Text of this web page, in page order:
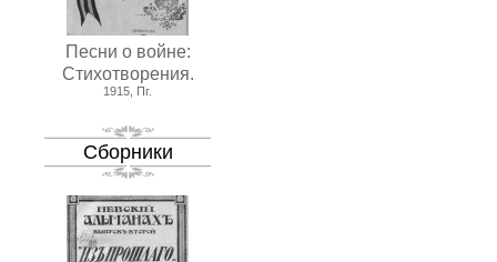
Песни о войне:
Стихотворения.
1915, Пг.
Сборники